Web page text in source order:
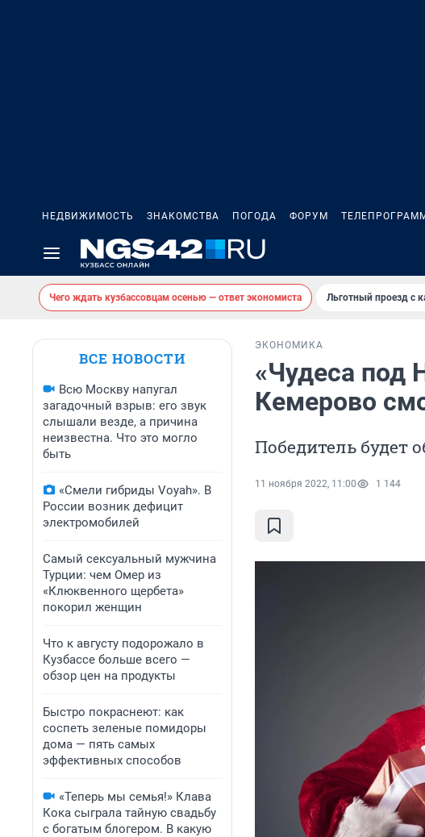
НЕДВИЖИМОСТЬ ЗНАКОМСТВА ПОГОДА ФОРУМ
Чего ждать кузбассовцам осенью — ответ экономиста Льготный проезд с
ВСЕ НОВОСТИ
Всю Москву напугал
загадочный взрыв: его звук
слышали везде, а причина
неизвестна. Что это могло
быть
«Смели гибриды Voyah». В
России возник дефицит
электромобилей
Самый сексуальный мужчина
Турции: чем Омер из
«Клюквенного щербета»
покорил женщин
Что к августу подорожало в
Кузбассе больше всего —
обзор цен на продукты
Быстро покраснеют: как
соспеть зеленые помидоры
дома — пять самых
эффективных способов
«Теперь мы семья!» Клава
Кока сыграла тайную свадьбу
с богатым блогером. В какую
ЭКОНОМИКА
«Чудеса под
Кемерово
Победитель будет
11 ноября 2022, 11:00 1 144